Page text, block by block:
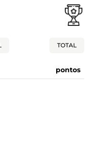
TOTAL
pontos